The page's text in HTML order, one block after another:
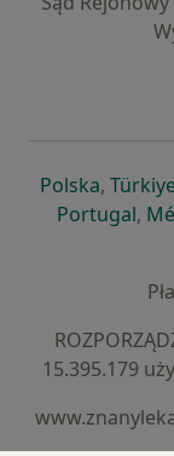
Polskaotwiera
,
Portugal,
15.395.179